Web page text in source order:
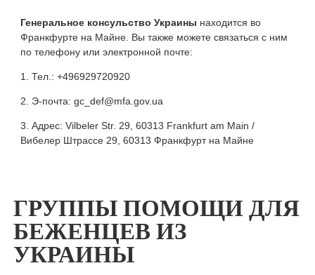
Генеральное консульство Украины находится во
Франкфурте на Майне. Вы также можете связаться с ним
по телефону или электронной почте:
Тел.: +496929720920
Э-почта: gc_def@mfa.gov.ua
Адрес: Vilbeler Str. 29, 60313 Frankfurt am Main /
Вибелер Штрассе 29, 60313 Франкфурт на Майне
ГРУППЫ ПОМОЩИ ДЛЯ
БЕЖЕНЦЕВ ИЗ
УКРАИНЫ